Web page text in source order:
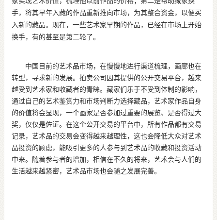
手，将其早年入藏的作品重新推向市场，为其整合资金，以便买
入新的藏品。现在，一些艺术家早期的作品，已经在市场上开始
换手，有的甚至是第二轮了。
中国目前的艺术品市场，在慢慢地进行渠道梳理，画廊也在
转型，寻求新的发展。拍卖公司因其提供的公开交易平台，越来
越受到艺术家和收藏者的青睐。藏家们乐于不受到体制的影响，
通过自己的艺术鉴赏力和市场判断力选择藏品，艺术家作品自身
的价值将会显现，一个画家是否参加过重要的展览、是否得过大
奖，仅仅是佐证。在这个公开交易的平台中，所有作品都有交易
记录，艺术品的交易会变得越来越理性，这也会降低大众对艺术
品投资的顾虑，能吸引更多的人参与到艺术品的收藏和投资活动
中来。随着参与者的增加，相信在不久的将来，艺术会与人们的
生活越来越紧密，艺术品市场也会随之发展完善。